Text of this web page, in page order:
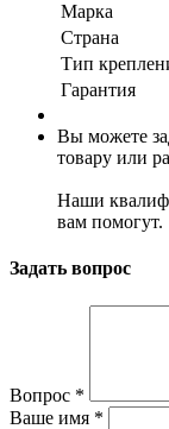
Марка
Страна
Тип
Гарантия
Вы можете
товару или
Наши
вам помогут.
Задать вопрос
Вопрос *
Ваше имя *